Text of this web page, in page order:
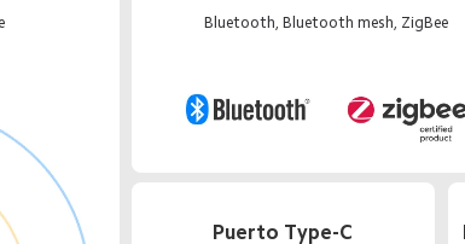
Bluetooth, Bluetooth mesh, ZigBee
Puerto Type-C